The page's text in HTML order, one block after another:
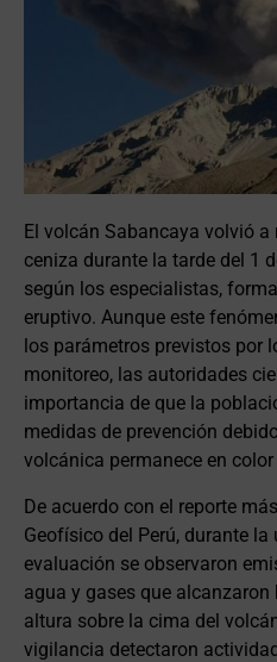
El volcán Sabancaya volvió
ceniza durante la tarde del 1
según los especialistas,
eruptivo. Aunque este
los parámetros previstos por
monitoreo, las autoridades
importancia de que la
medidas de prevención
volcánica permanece en
De acuerdo con el reporte
Geofísico del Perú, durante
evaluación se observaron
agua y gases que
altura sobre la cima del
vigilancia detectaron